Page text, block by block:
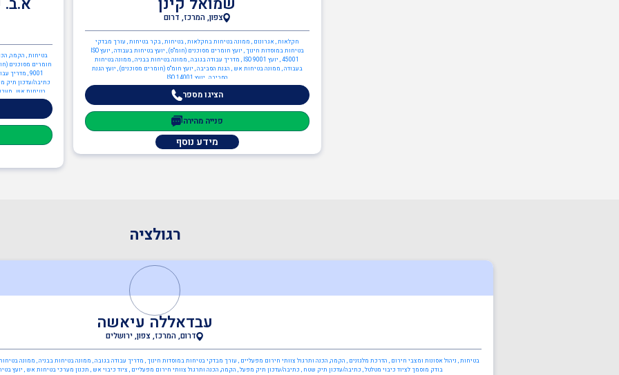
צפון, המרכז, דרום
חקלאות , אגרונום , ממונה בטיחות בחקלאות , בטיחות , בקר בטיחות , עורך מבדקי
בטיחות במוסדות חינוך , יועץ חומרים מסוכנים (חומ"ס) , יועץ בטיחות בעבודה , יועץ ISO
45001 , יועץ ISO 9001 , מדריך עבודה בגובה , ממונה בטיחות בבניה , ממונה בטיחות
בעבודה , ממונה בטיחות אש , הגנת הסביבה , יועץ חומ"ס (חומרים מסוכנים) , יועץ הגנת
הסביבה , יועץ ISO 14001
הציגו מספר
פנייה מהירה
מידע נוסף
בטיחות , הקמה,
9001 ,
כתיבה/עדכון תיק
בטיחות אש ,
רגולציה
עבדאללה עיאשה
דרום, המרכז, צפון, ירושלים
בטיחות , ניהול אסונות ומצבי חירום , הדרכת מלגזנים , הקמה, הכנה ותרגול צוותי חירום מפעליים , עורך מבדקי בטיחות במוסדות חינוך , מדריך עבודה בגובה , ממונה בטיחות בבניה , ממונה
בודק מוסמך לציוד כיבוי מטלטל , כתיבה/עדכון תיק שטח , כתיבה/עדכון תיק מפעל , הקמה, הכנה ותרגול צוותי חירום מפעליים , ציוד כיבוי אש , תכנון מערכי בטיחות אש , יועץ